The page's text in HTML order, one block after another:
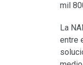
mil
La
entre